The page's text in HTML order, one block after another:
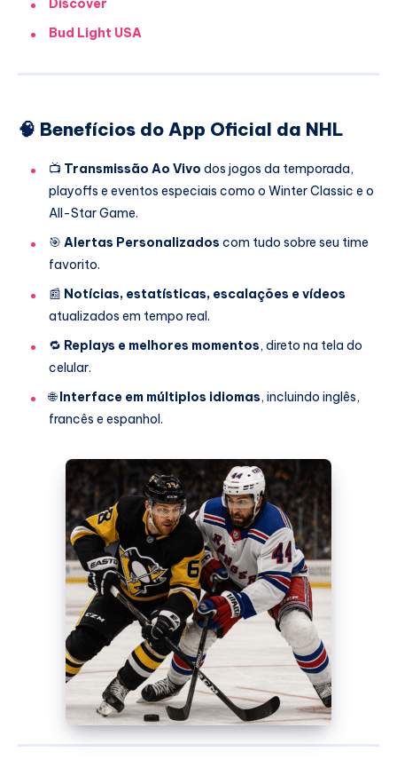
Discover
Bud Light USA
🧠 Benefícios do App Oficial da NHL
📺 Transmissão Ao Vivo dos jogos da temporada,
playoffs e eventos especiais como o Winter Classic e o
All-Star Game.
🎯 Alertas Personalizados com tudo sobre seu time
favorito.
📰 Notícias, estatísticas, escalações e vídeos
atualizados em tempo real.
🔁 Replays e melhores momentos, direto na tela do
celular.
🌐Interface em múltiplos idiomas, incluindo inglês,
francês e espanhol.